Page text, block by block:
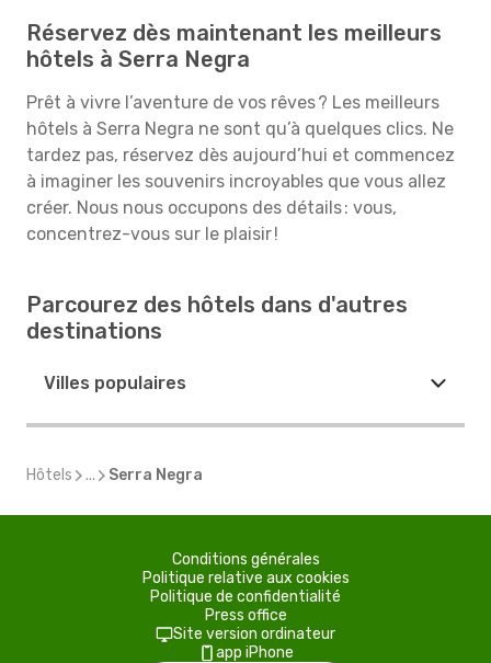
Réservez dès maintenant les meilleurs
hôtels à Serra Negra
Prêt à vivre l’aventure de vos rêves ? Les meilleurs
hôtels à Serra Negra ne sont qu’à quelques clics. Ne
tardez pas, réservez dès aujourd’hui et commencez
à imaginer les souvenirs incroyables que vous allez
créer. Nous nous occupons des détails : vous,
concentrez-vous sur le plaisir !
Parcourez des hôtels dans d'autres
destinations
Villes populaires
Hôtels ... Serra Negra
Conditions générales
Politique relative aux cookies
Politique de confidentialité
Press office
Site version ordinateur
app iPhone